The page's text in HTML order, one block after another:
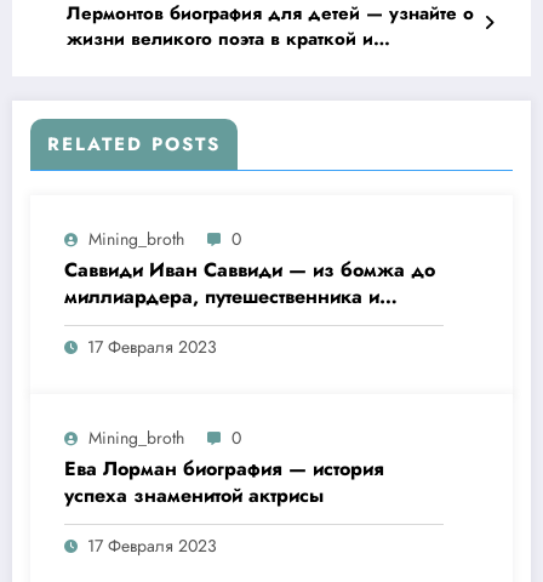
Лермонтов биография для детей — узнайте о
жизни великого поэта в краткой и
RELATED POSTS
Mining_broth 0
Саввиди Иван Саввиди — из бомжа до
миллиардера, путешественника и
футбольного президента —
удивительная биография
17 Февраля 2023
Mining_broth 0
Ева Лорман биография — история
успеха знаменитой актрисы
17 Февраля 2023